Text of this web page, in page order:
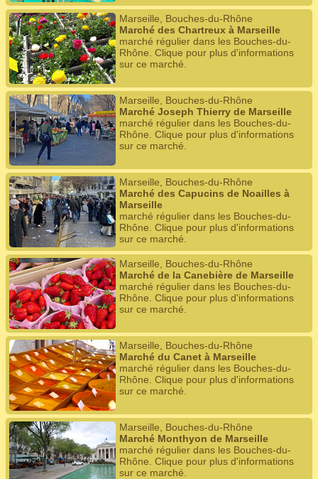
Marseille, Bouches-du-Rhône
Marché des Chartreux à Marseille
marché régulier dans les Bouches-du-
Rhône. Clique pour plus d'informations
sur ce marché.
Marseille, Bouches-du-Rhône
Marché Joseph Thierry de Marseille
marché régulier dans les Bouches-du-
Rhône. Clique pour plus d'informations
sur ce marché.
Marseille, Bouches-du-Rhône
Marché des Capucins de Noailles à
Marseille
marché régulier dans les Bouches-du-
Rhône. Clique pour plus d'informations
sur ce marché.
Marseille, Bouches-du-Rhône
Marché de la Canebière de Marseille
marché régulier dans les Bouches-du-
Rhône. Clique pour plus d'informations
sur ce marché.
Marseille, Bouches-du-Rhône
Marché du Canet à Marseille
marché régulier dans les Bouches-du-
Rhône. Clique pour plus d'informations
sur ce marché.
Marseille, Bouches-du-Rhône
Marché Monthyon de Marseille
marché régulier dans les Bouches-du-
Rhône. Clique pour plus d'informations
sur ce marché.